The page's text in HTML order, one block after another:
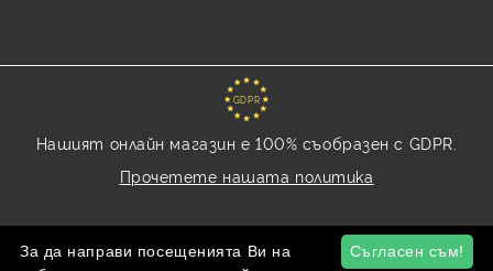
GDPR
Нашият онлайн магазин е 100% съобразен с GDPR.
Прочетете нашата политика
Моите лични данни
Съгласен съм!
За да направи посещенията Ви на